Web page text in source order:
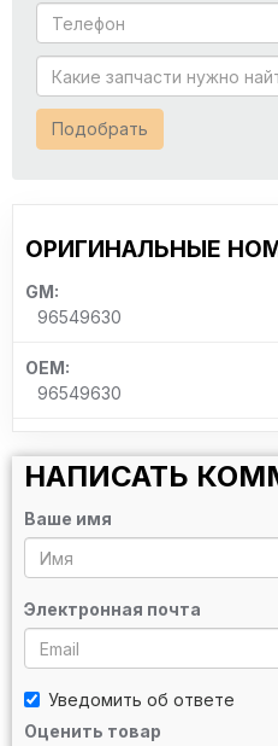
Подобрать
ОРИГИНАЛЬНЫЕ
GM:
96549630
OEM:
96549630
НАПИСАТЬ
Ваше имя
Электронная почта
Уведомить об ответе
Оценить товар